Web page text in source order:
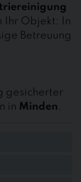
Ihr Objekt: In
Betreuung
gesicherter
in Minden.